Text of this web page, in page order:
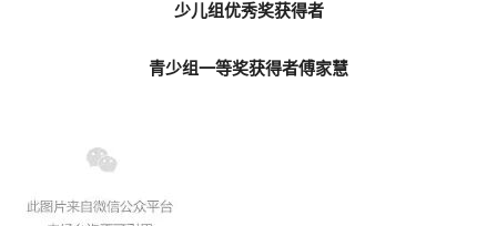
少儿组优秀奖获得者
青少组一等奖获得者傅家慧